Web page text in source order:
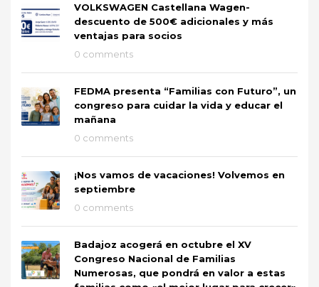
VOLKSWAGEN Castellana Wagen-
descuento de 500€ adicionales y más
ventajas para socios
0 comments
FEDMA presenta “Familias con Futuro”, un
congreso para cuidar la vida y educar el
mañana
0 comments
¡Nos vamos de vacaciones! Volvemos en
septiembre
0 comments
Badajoz acogerá en octubre el XV
Congreso Nacional de Familias
Numerosas, que pondrá en valor a estas